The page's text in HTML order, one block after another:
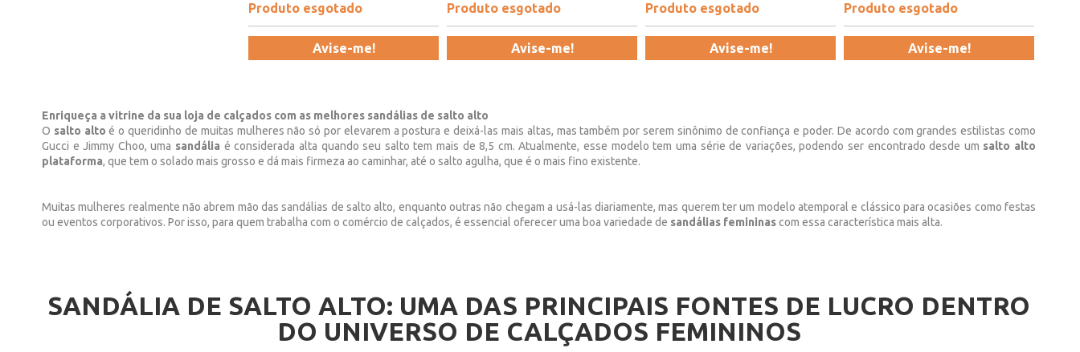
Produto esgotado
Avise-me!
Produto esgotado
Avise-me!
Produto esgotado
Avise-me!
Produto esgotado
Avise-me!
Enriqueça a vitrine da sua loja de calçados com as melhores sandálias de salto alto
O salto altoé o queridinho de muitas mulheres não só por elevarem a postura e deixá-las mais altas, mas também por serem sinônimo de confiança e poder. De acordo com grandes estilistas como
Gucci e Jimmy Choo, uma sandália é considerada alta quando seu salto tem mais de 8,5 cm. Atualmente, esse modelo tem uma série de variações, podendo ser encontrado desde um salto alto
plataforma, que tem o solado mais grosso e dá mais firmeza ao caminhar, até o salto agulha, que é o mais fino existente.
Muitas mulheres realmente não abrem mão das sandálias de salto alto, enquanto outras não chegam a usá-las diariamente, mas querem ter um modelo atemporal e clássico para ocasiões como festas
ou eventos corporativos. Por isso, para quem trabalha com o comércio de calçados, é essencial oferecer uma boa variedade de sandálias femininascom essa característica mais alta.
SANDÁLIA DE SALTO ALTO: UMA DAS PRINCIPAIS FONTES DE LUCRO DENTRO
DO UNIVERSO DE CALÇADOS FEMININOS